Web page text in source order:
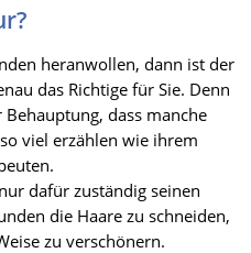
heranwollen, dann ist der
das Richtige für Sie. Denn
dass manche
viel erzählen wie ihrem
dafür zuständig seinen
die Haare zu schneiden,
zu verschönern.